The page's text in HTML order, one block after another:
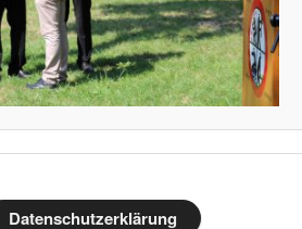
Datenschutzerklärung